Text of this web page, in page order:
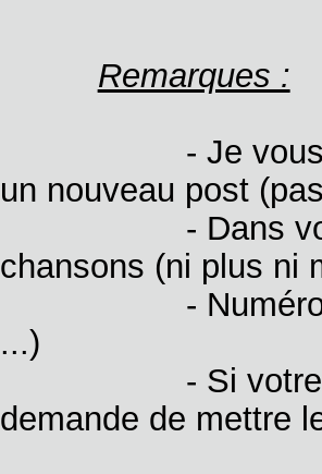
Remarques :
- Je vous
un nouveau post
- Dans votre
chansons (ni plus ni
- Numérotez
...)
- Si votre BT
demande de mettre